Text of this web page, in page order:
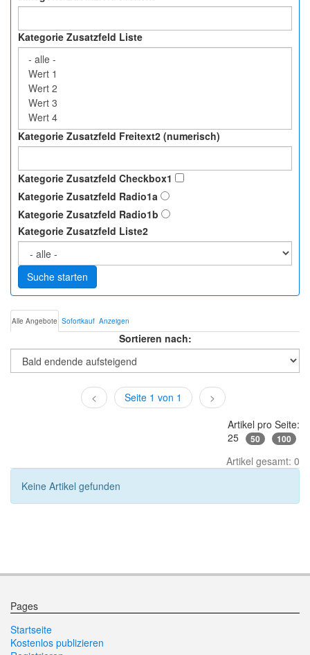
Kategorie Zusatzfeld Liste
Kategorie Zusatzfeld Freitext2 (numerisch)
Kategorie Zusatzfeld Checkbox1
Kategorie Zusatzfeld Radio1a
Kategorie Zusatzfeld Radio1b
Kategorie Zusatzfeld Liste2
Suche starten
Alle Angebote Sofortkauf Anzeigen
Sortieren nach:
< Seite 1 von 1
>
Artikel pro Seite:
25
50 100
Artikel gesamt: 0
Keine Artikel gefunden
Pages
Startseite
Kostenlos publizieren